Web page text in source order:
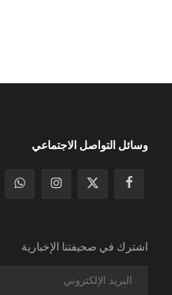
وسائل التواصل الاجتماعي
اشترك في صحيفتنا الإخبارية